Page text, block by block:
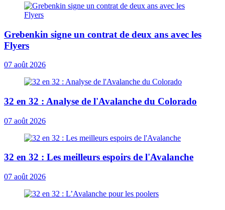
Grebenkin signe un contrat de deux ans avec les
Flyers
07 août 2026
32 en 32 : Analyse de l'Avalanche du Colorado
07 août 2026
32 en 32 : Les meilleurs espoirs de l'Avalanche
07 août 2026